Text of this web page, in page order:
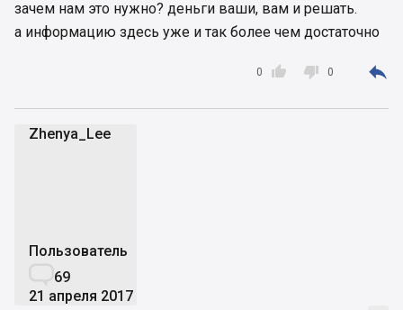
зачем нам это нужно? деньги ваши, вам и решать.
а информацию здесь уже и так более чем достаточно

0  0 
Zhenya_Lee
Пользователь
69
21 апреля 2017